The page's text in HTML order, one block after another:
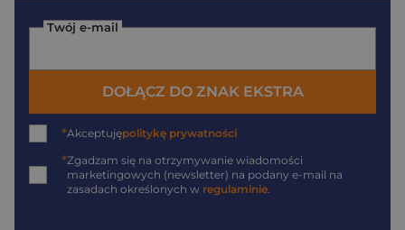
Twój e-mail
DOŁĄCZ DO ZNAK EKSTRA
*Akceptujępolitykę prywatności
*Zgadzam się na otrzymywanie wiadomości
marketingowych (newsletter) na podany e-mail na
zasadach określonych w regulaminie